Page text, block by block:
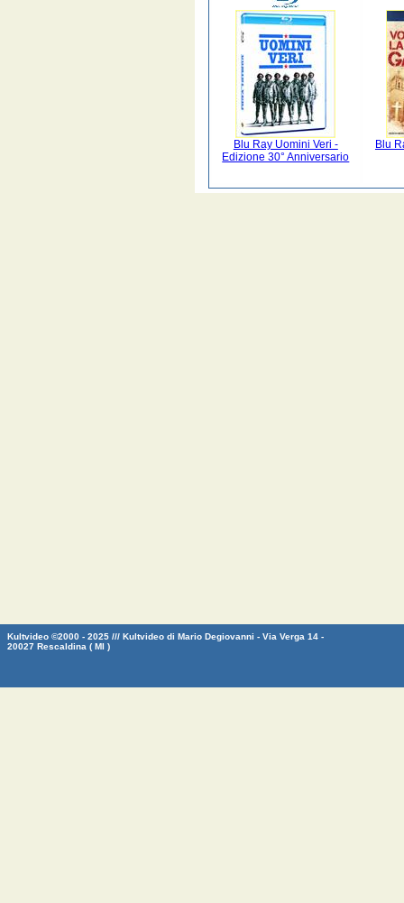
Blu Ray Uomini Veri -
Edizione 30° Anniversario
Blu
Kultvideo ©2000 - 2025 /// Kultvideo di Mario Degiovanni - Via Verga 14 -
20027 Rescaldina ( MI )